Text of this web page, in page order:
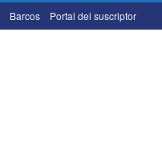
Barcos Portal del suscriptor